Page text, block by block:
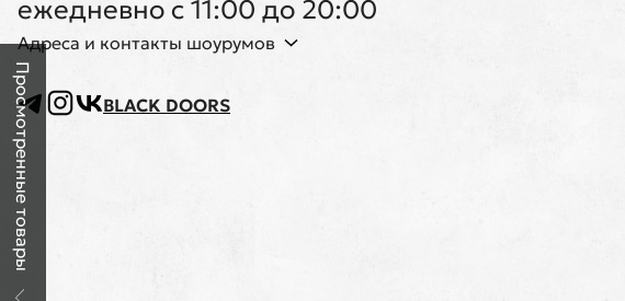
ежедневно с 11:00 до 20:00
Адреса и контакты шоурумов
BLACK DOORS
Просмотренные товары